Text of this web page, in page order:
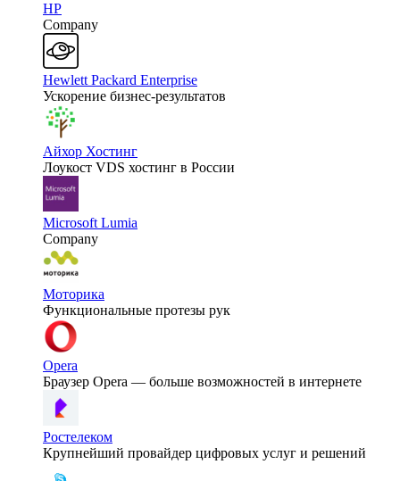
HP
Company
Hewlett Packard Enterprise
Ускорение бизнес-результатов
Айхор Хостинг
Лоукост VDS хостинг в России
Microsoft Lumia
Company
Моторика
Функциональные протезы рук
Opera
Браузер Opera — больше возможностей в интернете
Ростелеком
Крупнейший провайдер цифровых услуг и решений